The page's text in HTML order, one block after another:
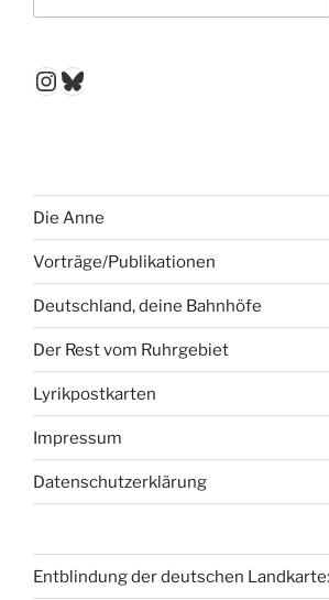
Instagram
Bluesky
Die Anne
Vorträge/Publikationen
Deutschland, deine Bahnhöfe
Der Rest vom Ruhrgebiet
Lyrikpostkarten
Impressum
Datenschutzerklärung
Entblindung der deutschen